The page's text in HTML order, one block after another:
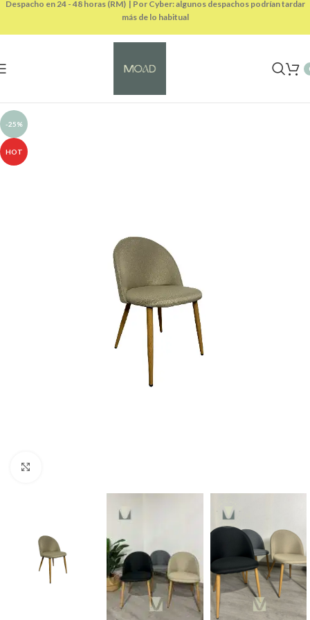
-25%
HOT
Despacho en 24 - 48 horas (RM) | Por Cyber: algunos despachos podrían tardar
más de lo habitual